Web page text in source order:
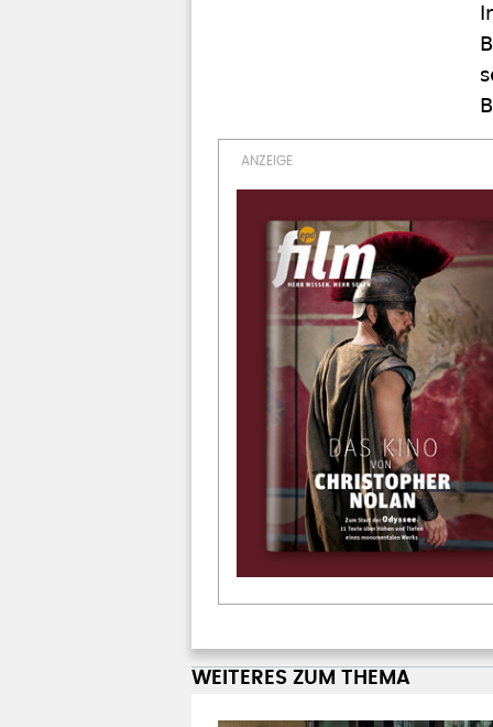
WEITERES ZUM THEMA